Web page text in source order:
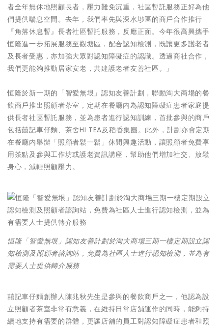
者全年無休地照顧長者，壓力難免沉重，社區暫託服務正好為他
們提供喘息空間。去年，我們率先與深水埗區的商戶合作推行
『角落休息暫』長者社區暫託服務，反應正面。今年很高興攜手
恒隆進一步拓展服務至觀塘區，配合認知檢測，既讓更多護老者
及長者受惠，亦加強大眾對認知障礙症的認識。透過商社合作，
我們更能夠推動居家安老，共建護老者友善社區。」
恒隆於新一期的「智愛無垠」認知友善計劃，聯動淘大商場的餐
飲商戶推出照顧者茶室，定期在餐廳内為認知障礙症患者家庭提
供長者社區暫託服務，並為患者進行認知訓練，首批參與的商戶
包括囍記車仔麵、茶舍HI TEA及稻香集團。此外，計劃亦會定期
在餐廳内舉辦「照顧者鬆一鬆」休閒興趣活動，讓照顧者免費享
用茶點及參與工作坊或護老資訊講座，幫助他們增加社交、放鬆
身心，減輕照顧壓力。
恒隆「智愛無垠」認知友善計劃於淘大商場三期一樓定期設立認
知檢測及照顧者諮詢站，免費為社區人士進行認知檢測，並為有
需要人士提供轉介服務
囍記車仔麵創辦人陳兆秋先生是參與的餐飲商戶之一，他認為設
立照顧者茶室非常有意義，在維持日常店舖運作的同時，能夠持
續地支持有需要的群體，更讓店舖的員工對認知障礙症患者和照